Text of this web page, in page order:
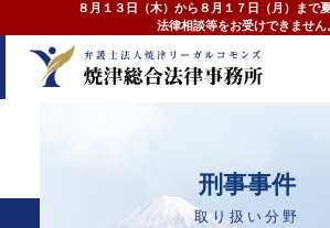
８月１３日（木）から８月１７日（月）まで
法律相談等をお受けできません。
刑事事件
取り扱い分野